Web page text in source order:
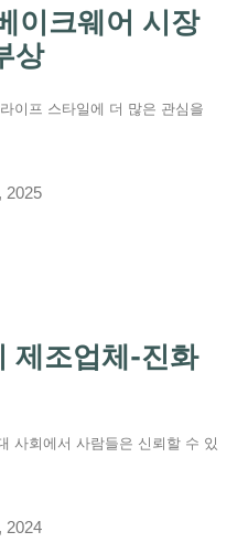
이크웨어 시장
상
이프 스타일에 더 많은 관심을
2025
제조업체-진화
사회에서 사람들은 신뢰할 수 있
2024